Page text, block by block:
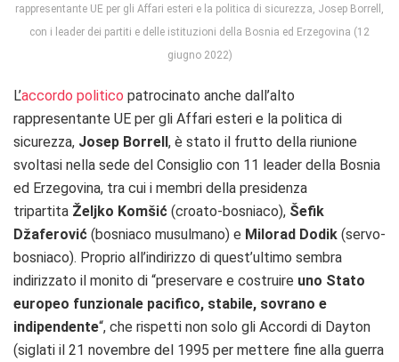
rappresentante UE per gli Affari esteri e la politica di sicurezza, Josep Borrell,
con i leader dei partiti e delle istituzioni della Bosnia ed Erzegovina (12
giugno 2022)
L’accordo politico patrocinato anche dall’alto
rappresentante UE per gli Affari esteri e la politica di
sicurezza, Josep Borrell, è stato il frutto della riunione
svoltasi nella sede del Consiglio con 11 leader della Bosnia
ed Erzegovina, tra cui i membri della presidenza
tripartita Željko Komšić (croato-bosniaco), Šefik
Džaferović (bosniaco musulmano) e Milorad Dodik (servo-
bosniaco). Proprio all’indirizzo di quest’ultimo sembra
indirizzato il monito di “preservare e costruire uno Stato
europeo funzionale pacifico, stabile, sovrano e
indipendente“, che rispetti non solo gli Accordi di Dayton
(siglati il 21 novembre del 1995 per mettere fine alla guerra